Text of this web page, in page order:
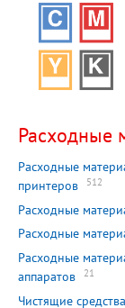
Расходные
Расходные
принтеров
512
Расходные
Расходные
Расходные
аппаратов
21
Чистящие